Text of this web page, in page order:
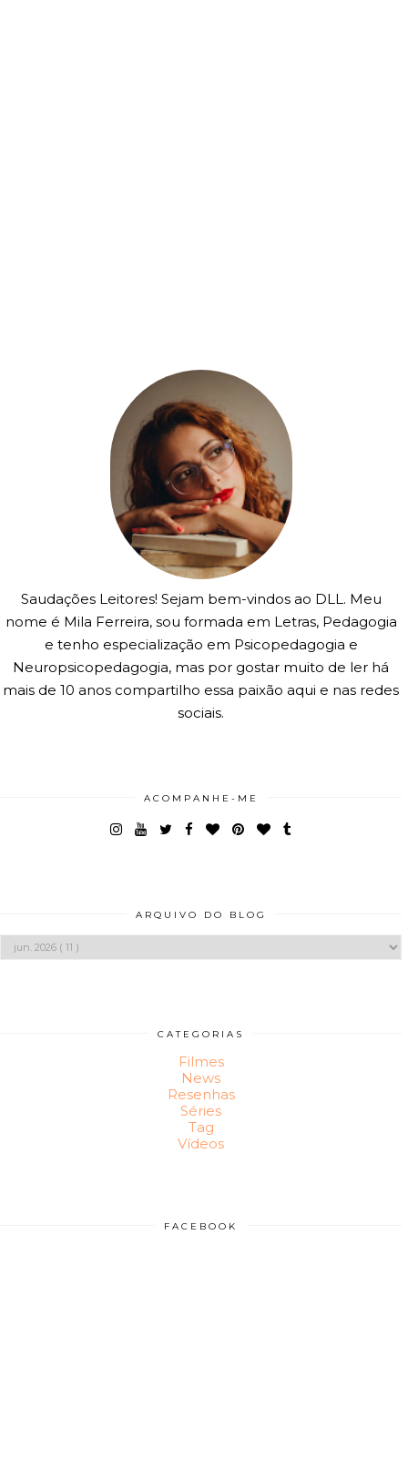
Saudações Leitores! Sejam bem-vindos ao DLL. Meu
nome é Mila Ferreira, sou formada em Letras, Pedagogia
e tenho especialização em Psicopedagogia e
Neuropsicopedagogia, mas por gostar muito de ler há
mais de 10 anos compartilho essa paixão aqui e nas redes
sociais.
ACOMPANHE-ME
ARQUIVO DO BLOG
CATEGORIAS
Filmes
News
Resenhas
Séries
Tag
Vídeos
FACEBOOK